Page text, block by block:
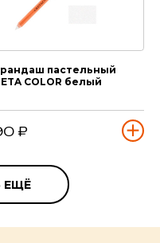
пастельный
COLOR белый
₽
ЕЩЁ